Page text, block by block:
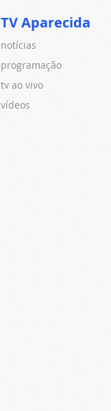
TV Aparecida
notícias
programação
tv ao vivo
vídeos